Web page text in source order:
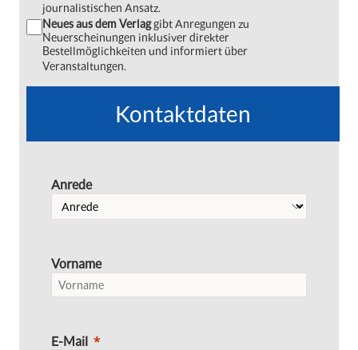
journalistischen Ansatz.
Neues aus dem Verlaggibt Anregungen zu
Neuerscheinungen inklusiver direkter
Bestellmöglichkeiten und informiert über
Veranstaltungen.
Kontaktdaten
Anrede
Vorname
E-Mail